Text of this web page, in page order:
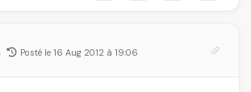
Posté le 16 Aug 2012 à 19:06